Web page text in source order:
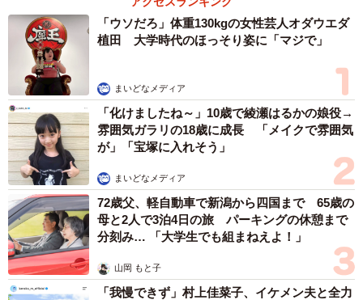
「ウソだろ」体重130kgの女性芸人オダウエダ
植田 大学時代のほっそり姿に「マジで」
まいどなメディア
「化けましたね～」10歳で綾瀬はるかの娘役→
雰囲気ガラリの18歳に成長 「メイクで雰囲気
が」「宝塚に入れそう」
まいどなメディア
72歳父、軽自動車で新潟から四国まで 65歳の
母と2人で3泊4日の旅 パーキングの休憩まで
分刻み… 「大学生でも組まねえよ！」
山岡 もと子
「我慢できず」村上佳菜子、イケメン夫と全力